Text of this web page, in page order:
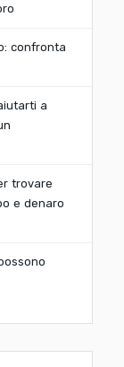
confronta
a
trovare
e denaro